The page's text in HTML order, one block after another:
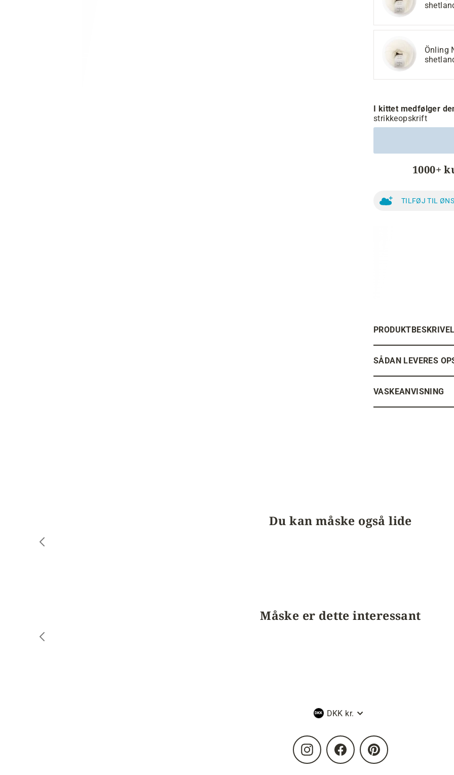
Önling
I kittet medfølger
strikkeopskrift
1000+
TILFØJ TIL
SÅDAN LEVERES
VASKEANVISNING
Du kan måske også lide
Måske er dette interessant
Valuta
DKK kr.
Instagram Facebook Pinterest